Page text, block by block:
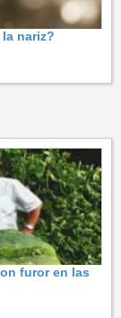
nariz?
furor en las